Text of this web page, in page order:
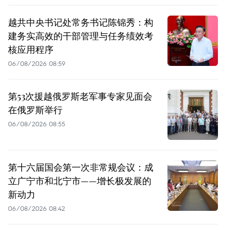
越共中央书记处常务书记陈锦秀：构
建务实高效的干部管理与任务绩效考
核应用程序
06/08/2026 08:59
第53次援越俄罗斯老军事专家见面会
在俄罗斯举行
06/08/2026 08:55
第十六届国会第一次非常规会议：成
立广宁市和北宁市——增长极发展的
新动力
06/08/2026 08:42